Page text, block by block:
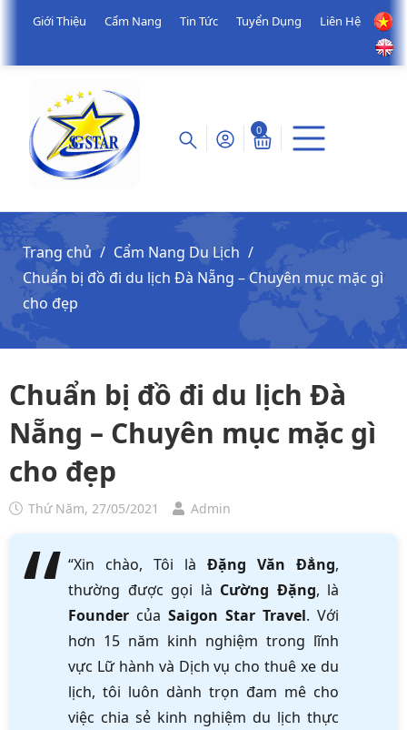
Giới Thiệu Cẩm Nang Tin Tức Tuyển Dụng Liên Hệ
0
Trang chủ
Cẩm Nang Du Lịch
Chuẩn bị đồ đi du lịch Đà Nẵng – Chuyên mục mặc gì
cho đẹp
Chuẩn bị đồ đi du lịch Đà
Nẵng – Chuyên mục mặc gì
cho đẹp
Thứ Năm, 27/05/2021 Admin
“Xin chào, Tôi là Đặng Văn Đẳng,
thường được gọi là Cường Đặng, là
Founder của Saigon Star Travel. Với
hơn 15 năm kinh nghiệm trong lĩnh
vực Lữ hành và Dịch vụ cho thuê xe du
lịch, tôi luôn dành trọn đam mê cho
việc chia sẻ kinh nghiệm du lịch thực